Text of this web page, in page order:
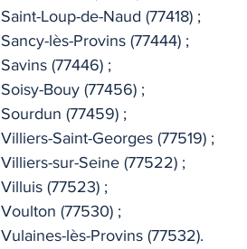
Saint-Loup-de-Naud (77418) ;
Sancy-lès-Provins (77444) ;
Savins (77446) ;
Soisy-Bouy (77456) ;
Sourdun (77459) ;
Villiers-Saint-Georges (77519) ;
Villiers-sur-Seine (77522) ;
Villuis (77523) ;
Voulton (77530) ;
Vulaines-lès-Provins (77532).